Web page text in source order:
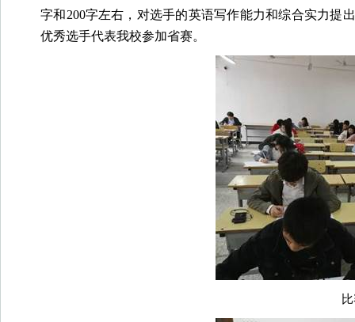
字和200字左右，对选手的英语写作能力和综合实力提
优秀选手代表我校参加省赛。